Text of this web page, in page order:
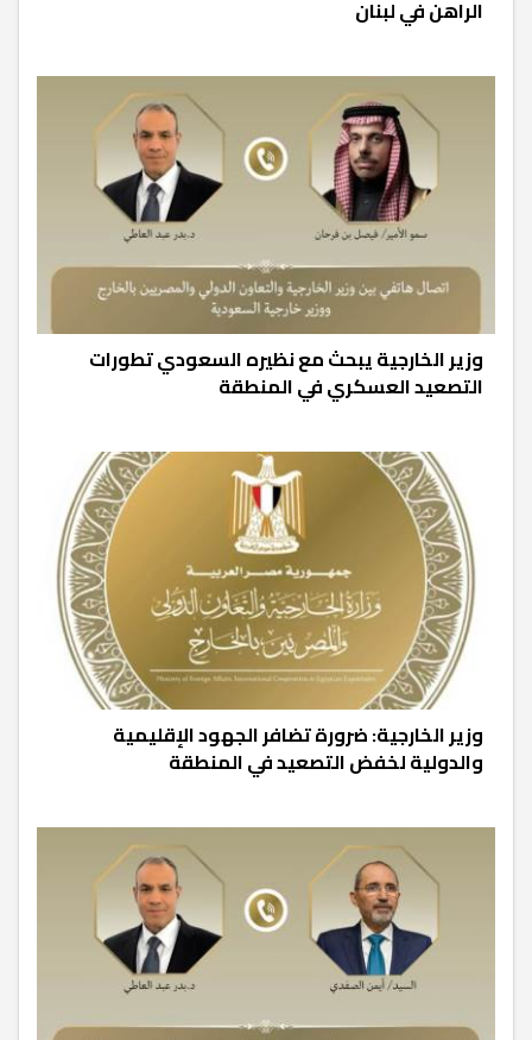
الراهن في لبنان
وزير الخارجية يبحث مع نظيره السعودي تطورات
التصعيد العسكري في المنطقة
وزير الخارجية: ضرورة تضافر الجهود الإقليمية
والدولية لخفض التصعيد في المنطقة